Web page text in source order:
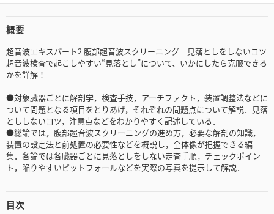
概要
超音波エキスパート2 腹部超音波スクリーニング 見落としをしないコツ
超音波検査で起こしやすい“見落とし”について、いかにしたら克服できる
かを詳解！
●対象臓器ごとに解剖学，検査手技，アーチファクト，装置調整法などに
ついて問題となる項目をとりあげ，それぞれの問題点について解説．見落
とししないコツ，注意点などをわかりやすく記述している．
●総論では，腹部超音波スクリーニングの進め方，必要な解剖の知識，
装置の設定法と前処置の必要性などを概説し，全体像が把握できる編
集．各論では各臓器ごとに見落としをしない走査手順，チェックポイン
ト，陥りやすいピットフォールなどを実際の写真を提示して解説．
目次